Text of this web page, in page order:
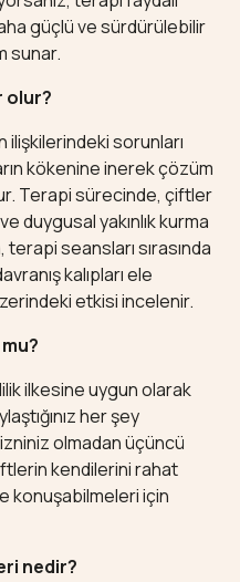
güçlü ve sürdürülebilir
sunar.
olur?
sorunları
kökenine inerek çözüm
Terapi sürecinde, çiftler
duygusal yakınlık kurma
seansları sırasında
kalıpları ele
etkisi incelenir.
ilkesine uygun olarak
her şey
olmadan üçüncü
kendilerini rahat
konuşabilmeleri için
nedir?